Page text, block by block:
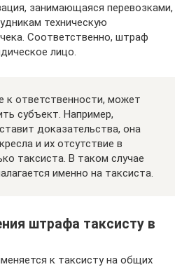
занимающаяся перевозками,
техническую
Соответственно, штраф
лицо.
к ответственности, может
субъект. Например,
доказательства, она
и их отсутствие в
таксиста. В таком случае
именно на таксиста.
штрафа таксисту в
к таксисту на общих